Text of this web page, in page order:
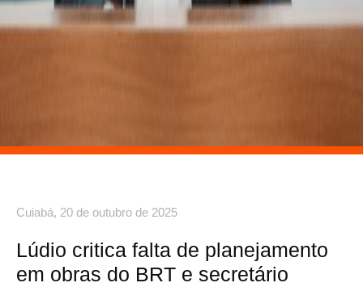
Cuiabá, 20 de outubro de 2025
Lúdio critica falta de planejamento
em obras do BRT e secretário